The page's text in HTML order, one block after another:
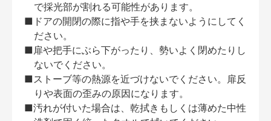
で採光部が割れる可能性があります。
■ドアの開閉の際に指や手を挟まないようにしてく
ださい。
■扉や把手にぶら下がったり、勢いよく閉めたりし
ないでください。
■ストーブ等の熱源を近づけないでください。扉反
りや表面の歪みの原因になります。
■汚れが付いた場合は、乾拭きもしくは薄めた中性